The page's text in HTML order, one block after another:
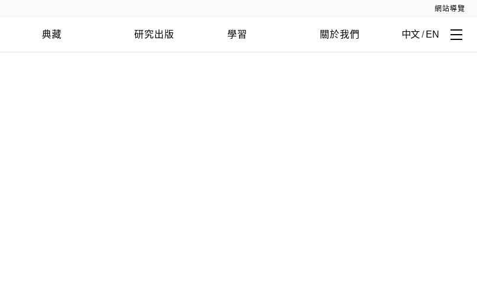
網站導覽
典藏 研究出版 學習 關於我們 中文 / EN